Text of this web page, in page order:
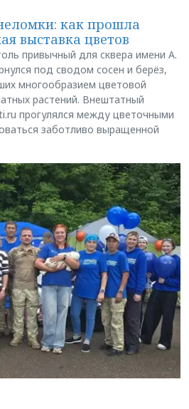
как прошла
выставка цветов
привычный для сквера имени А.
под сводом сосен и берёз,
многообразием цветовой
растений. Внештатный
прогулялся между цветочными
заботливо выращенной